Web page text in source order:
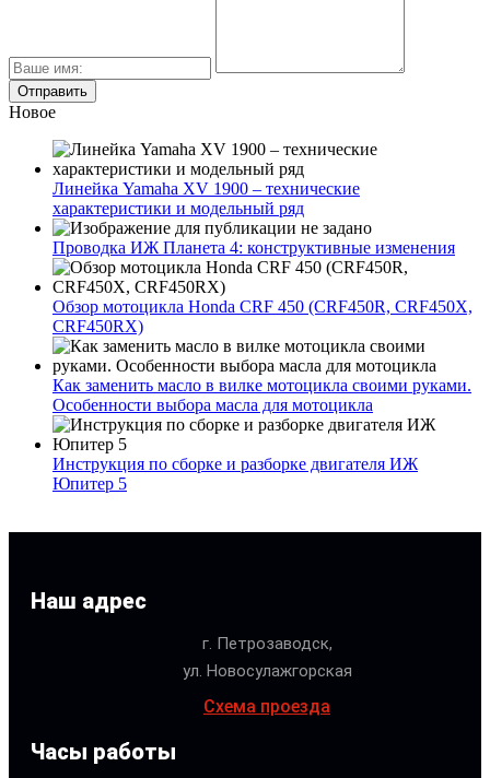
Новое
Линейка Yamaha XV 1900 – технические
характеристики и модельный ряд
Проводка ИЖ Планета 4: конструктивные изменения
Обзор мотоцикла Honda CRF 450 (CRF450R, CRF450X,
CRF450RX)
Как заменить масло в вилке мотоцикла своими руками.
Особенности выбора масла для мотоцикла
Инструкция по сборке и разборке двигателя ИЖ
Юпитер 5
Наш адрес
г. Петрозаводск,
ул. Новосулажгорская
Схема проезда
Часы работы